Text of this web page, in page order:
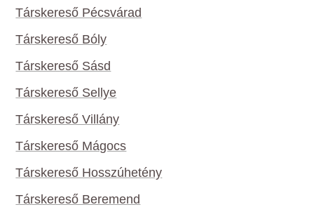
Társkereső Pécsvárad
Társkereső Bóly
Társkereső Sásd
Társkereső Sellye
Társkereső Villány
Társkereső Mágocs
Társkereső Hosszúhetény
Társkereső Beremend